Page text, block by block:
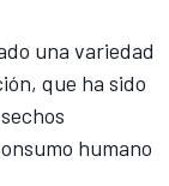
una variedad
que ha sido
humano